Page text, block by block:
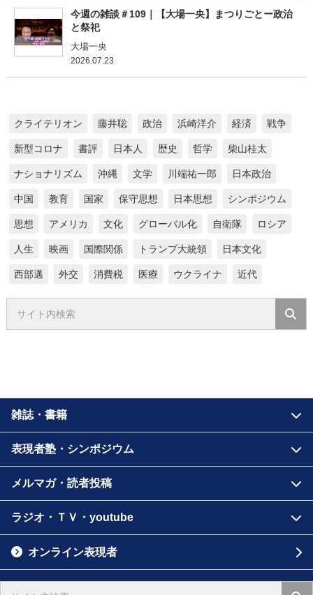
今週の雑談＃109｜【大場一央】まつりごとー政治
と祭祀
大場一央
2026.07.23
クライテリオン 藤井聡 政治 浜崎洋介 経済 戦争
新型コロナ 書評 日本人 歴史 哲学 柴山桂太
ナショナリズム 沖縄 文学 川端祐一郎 日本政治
中国 教育 国家 保守思想 日本思想 シンポジウム
思想 アメリカ 文化 グローバル化 自衛隊 ロシア
人生 映画 国際関係 トランプ大統領 日本文化
西部邁 外交 消費税 医療 ウクライナ 近代
雑誌・書籍
表現者塾・シンポジウム
メルマガ・読者投稿
ラジオ・ＴＶ・youtube
オンライン表現者